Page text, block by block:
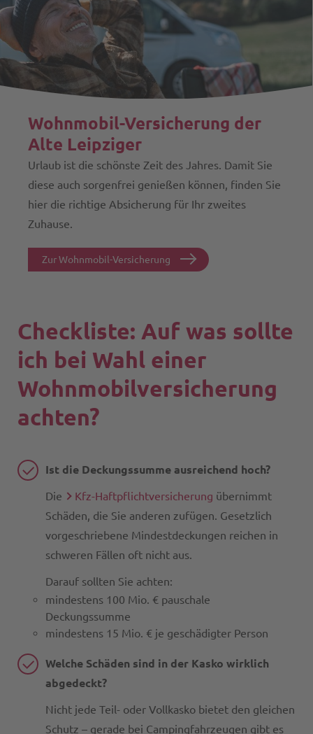
Wohnmobil-Versicherung der
Alte Leipziger
Urlaub ist die schönste Zeit des Jahres. Damit Sie
diese auch sorgenfrei genießen können, finden Sie
hier die richtige Absicherung für Ihr zweites
Zuhause.
Zur Wohnmobil-Versicherung
Checkliste: Auf was sollte
ich bei Wahl einer
Wohnmobilversicherung
achten?
Ist die Deckungssumme ausreichend hoch?
Die Kfz-Haftpflichtversicherung übernimmt
Schäden, die Sie anderen zufügen. Gesetzlich
vorgeschriebene Mindestdeckungen reichen in
schweren Fällen oft nicht aus.
Darauf sollten Sie achten:
mindestens 100 Mio. € pauschale
Deckungssumme
mindestens 15 Mio. € je geschädigter Person
Welche Schäden sind in der Kasko wirklich
abgedeckt?
Nicht jede Teil- oder Vollkasko bietet den gleichen
Schutz – gerade bei Campingfahrzeugen gibt es